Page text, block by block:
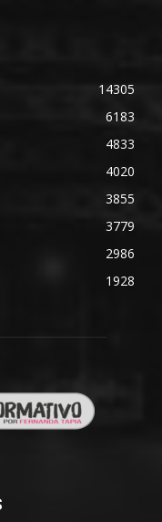
14305
6183
4833
4020
3855
3779
2986
1928